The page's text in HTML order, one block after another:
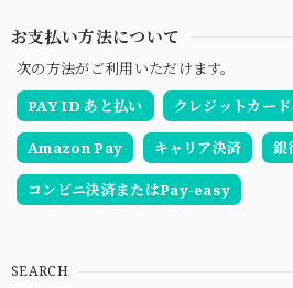
お支払い方法について
次の方法がご利用いただけます。
PAY ID あと払い
クレジットカード
Amazon Pay キャリア決済 銀
コンビニ決済またはPay-easy
SEARCH